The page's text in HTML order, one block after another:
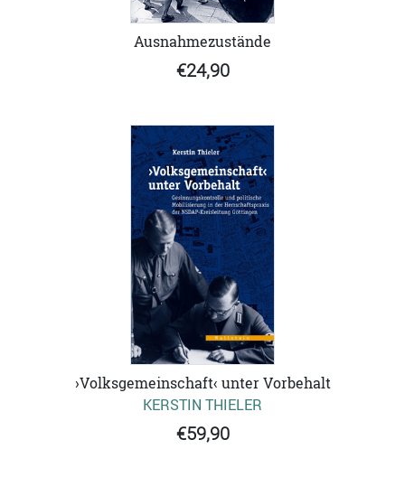
Ausnahmezustände
€24,90
›Volksgemeinschaft‹ unter Vorbehalt
KERSTIN THIELER
€59,90